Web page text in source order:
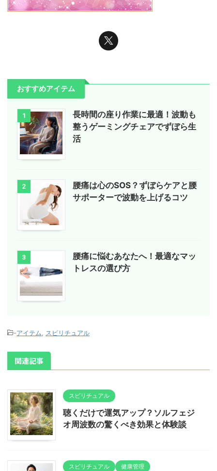
おすすめアイテム
1
長時間の座り作業に最適！波動も
整うゲーミングチェアでずぼら生
活
2
腰痛は心のSOS？ずぼらケアと腰
サポーターで波動を上げるコツ
3
腰痛に悩むあなたへ！最適なマッ
トレスの選び方
-アイテム スピリチュアル
関連記事
スピリチュアル
聴くだけで運気アップ？ソルフェジ
オ周波数の驚くべき効果と体験談
スピリチュアル 健康管理